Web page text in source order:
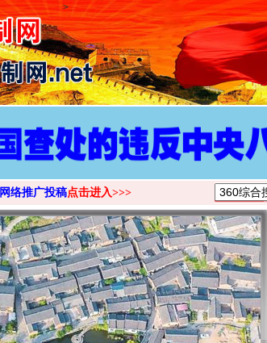
>
网络推广投稿点击进入>>>